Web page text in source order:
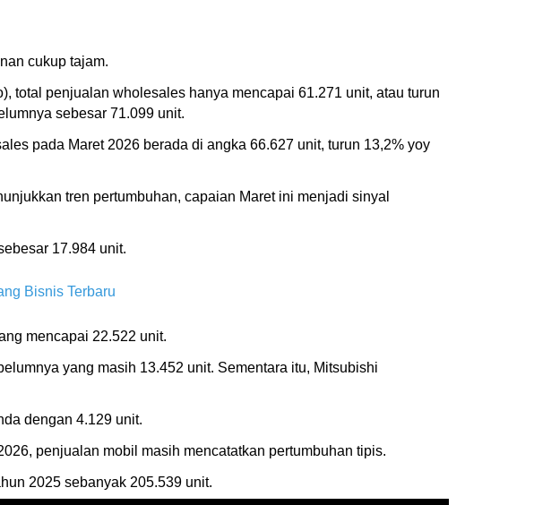
cukup tajam.
total penjualan wholesales hanya mencapai 61.271 unit, atau turun
sebesar 71.099 unit.
pada Maret 2026 berada di angka 66.627 unit, turun 13,2% yoy
tren pertumbuhan, capaian Maret ini menjadi sinyal
17.984 unit.
Bisnis Terbaru
mencapai 22.522 unit.
yang masih 13.452 unit. Sementara itu, Mitsubishi
dengan 4.129 unit.
penjualan mobil masih mencatatkan pertumbuhan tipis.
2025 sebanyak 205.539 unit.